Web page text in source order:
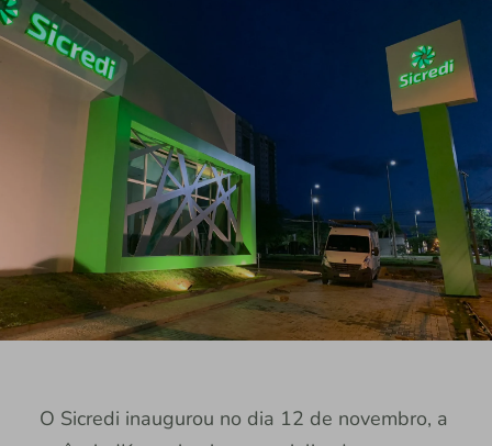
O Sicredi inaugurou no dia 12 de novembro, a